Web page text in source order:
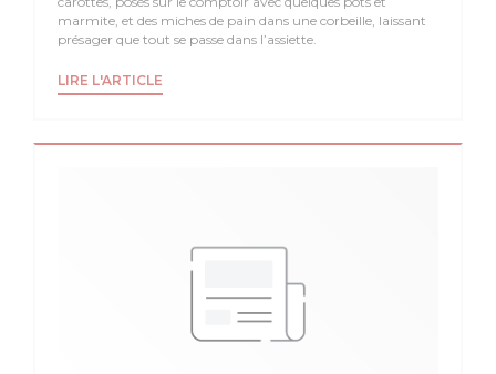
marmite, et des miches de pain dans une corbeille, laissant
présager que tout se passe dans l’assiette.
LIRE L'ARTICLE